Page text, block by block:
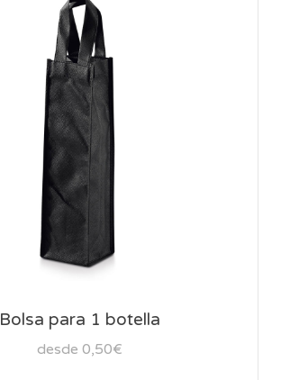
Bolsa para 1 botella
desde 0,50€